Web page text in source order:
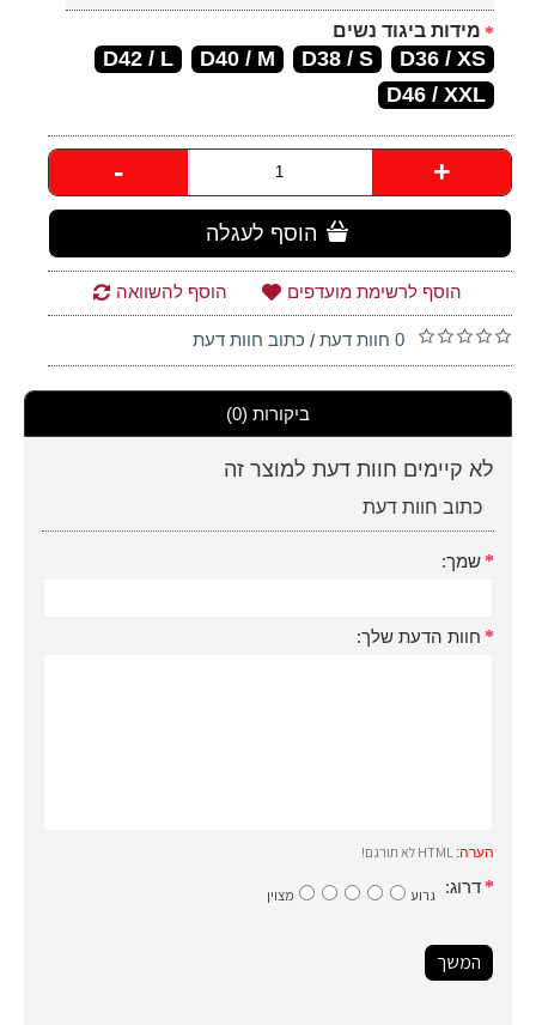
מידות ביגוד נשים
D36 / XS
D38 / S
D40 / M
D42 / L
D46 / XXL
- +
הוסף לעגלה
הוסף לרשימת מועדפים הוסף להשוואה
0 חוות דעת / כתוב חוות דעת
ביקורות (0)
לא קיימים חוות דעת למוצר זה
כתוב חוות דעת
שמך:
חוות הדעת שלך:
הערה:
דרוג: גרוע מצוין
המשך